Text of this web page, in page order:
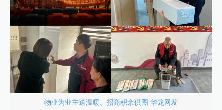
物业为业主送温暖。招商积余供图 华龙网发